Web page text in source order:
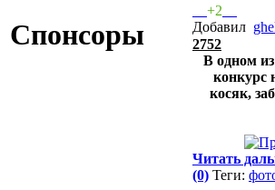
Спонсоры
+2
Добавил
2752
В одном
конкурс
косяк,
Читать
(0) Теги: